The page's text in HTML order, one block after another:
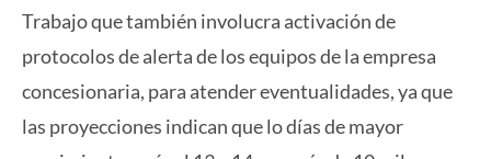
Trabajo que también involucra activación de
protocolos de alerta de los equipos de la empresa
concesionaria, para atender eventualidades, ya que
las proyecciones indican que lo días de mayor